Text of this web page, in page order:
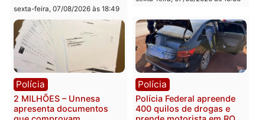
Você também vai querer ler...
Política Política